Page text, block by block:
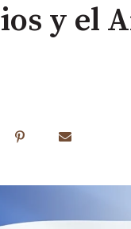
y el